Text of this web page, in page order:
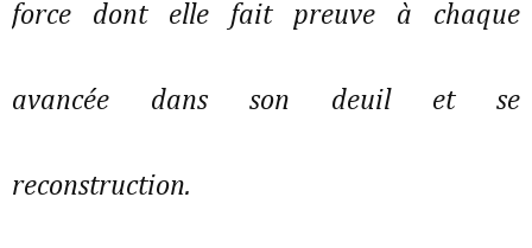
force dont elle fait preuve à chaque
avancée dans son deuil et se
reconstruction.